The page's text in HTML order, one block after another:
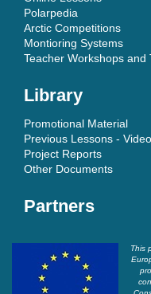
Polarpedia
Arctic Competitions
Montioring Systems
Teacher Workshops and
Library
Promotional Material
Previous Lessons -
Project Reports
Other Documents
Partners
This